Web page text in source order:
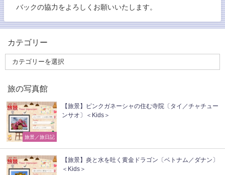
バックの協力をよろしくお願いいたします。
カテゴリー
旅の写真館
旅景／旅日記
【旅景】ピンクガネーシャの住む寺院〔タイ／チャチュー
ンサオ〕＜Kids＞
【旅景】炎と水を吐く黄金ドラゴン〔ベトナム／ダナン〕
＜Kids＞